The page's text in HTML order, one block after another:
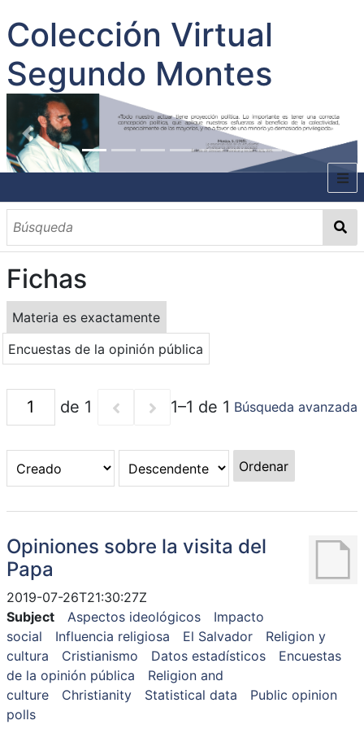
Colección Virtual
Segundo Montes
INICIO
SOBRE EL AUTOR
CONTENIDO
TODOS LOS DOCUMENTOS
CATEGORIAS
OBRAS SOBRE EL AUTOR P. SEGUNDO MONTES
MATERIAS
PALABRAS CLAVES
MULTIMEDIA
GALERÍA
Fichas
Materia es exactamente
Encuestas de la opinión pública
de 1 1–1 de 1 Búsqueda avanzada
Ordenar
Opiniones sobre la visita del
Papa
2019-07-26T21:30:27Z
Subject
Aspectos ideológicos
Impacto
social
Influencia religiosa El Salvador
Religion y
cultura
Cristianismo Datos estadísticos
Encuestas
de la opinión pública
Religion and
culture
Christianity Statistical data
Public opinion
polls